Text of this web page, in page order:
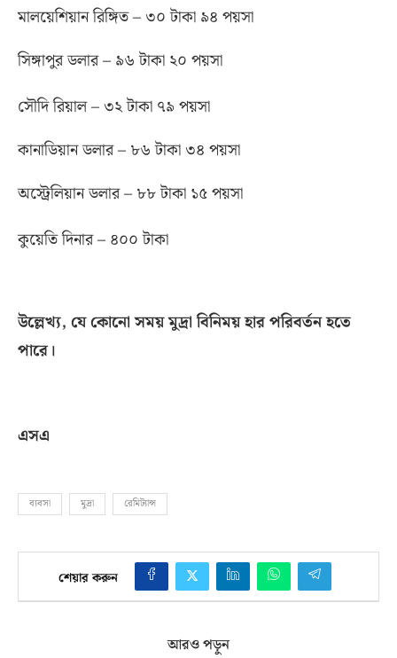
মালয়েশিয়ান রিঙ্গিত – ৩০ টাকা ৯৪ পয়সা
সিঙ্গাপুর ডলার – ৯৬ টাকা ২০ পয়সা
সৌদি রিয়াল – ৩২ টাকা ৭৯ পয়সা
কানাডিয়ান ডলার – ৮৬ টাকা ৩৪ পয়সা
অস্ট্রেলিয়ান ডলার – ৮৮ টাকা ১৫ পয়সা
কুয়েতি দিনার – ৪০০ টাকা
উল্লেখ্য, যে কোনো সময় মুদ্রা বিনিময় হার পরিবর্তন হতে
পারে।
এসএ
ব্যবসা মুদ্রা রেমিট্যান্স
শেয়ার করুন
আরও পড়ুন